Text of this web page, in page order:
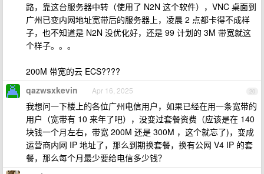
路，靠这台服务器中转（使用了 N2N 这个软件），VNC 桌面到
广州已变内网地址宽带后的服务器上，凌晨 2 点都卡得不成样
子，也不知道是 N2N 没优化好，还是 99 计划的 3M 带宽就这
个样子。。。
200M 带宽的云 ECS????
20
qazwsxkevin Apr 16, 2025
我想问一下楼上的各位广州电信用户，如果已经在用一条宽带的
用户（宽带有 10 来年了吧），没变过套餐资费（应该是在 140
块钱一个月左右，带宽 200M 还是 300M ，这个就忘了)，变成
运营商内网 IP 地址了，那么到期换套餐，换有公网 V4 IP 的套
餐，那么每个月最少要给电信多少钱？